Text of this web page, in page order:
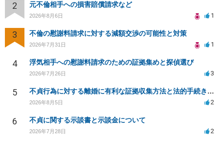
2 元不倫相手への損害賠償請求など
2026年8月6日 1
3 不倫の慰謝料請求に対する減額交渉の可能性と対策
2026年7月31日 1
4 浮気相手への慰謝料請求のための証拠集めと探偵選び
2026年7月26日 3
5 不貞行為に対する離婚に有利な証拠収集方法と法的手続きについて
2026年8月5日 2
6 不貞に関する示談書と示談金について
2026年7月28日 2